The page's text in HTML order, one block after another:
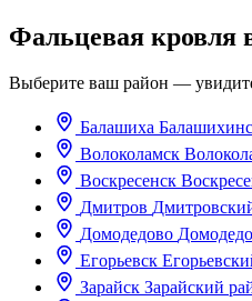
Фальцевая кровля
Выберите ваш район —
Балашиха
Волоколамск
Воскресенск
Дмитров
Домодедово
Егорьевск
Зарайск Зарайский